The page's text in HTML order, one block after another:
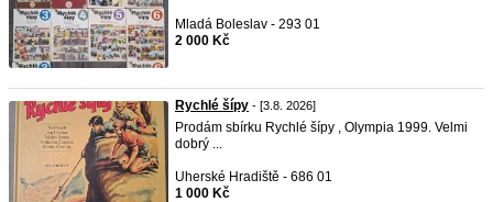
Mladá Boleslav - 293 01
2 000 Kč
Rychlé šípy - [3.8. 2026]
Prodám sbírku Rychlé šípy , Olympia 1999. Velmi
dobrý ...
Uherské Hradiště - 686 01
1 000 Kč